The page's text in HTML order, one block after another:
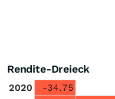
Rendite-Dreieck
2020
-34.75